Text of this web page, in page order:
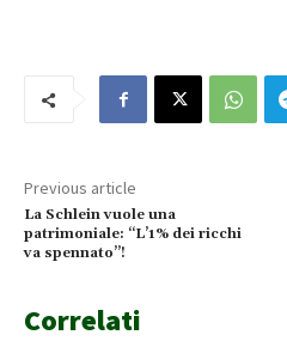
Previous article
La Schlein vuole una
patrimoniale: “L’1% dei ricchi
va spennato”!
Correlati